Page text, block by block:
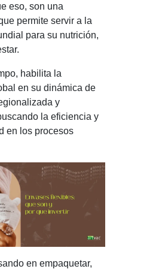
eso, son una
permite servir a la
para su nutrición,
habilita la
en su dinámica de
y
la eficiencia y
en los procesos
en empaquetar,